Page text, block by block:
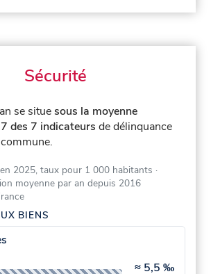
Sécurité
se situesous la moyenne
des 7 indicateurs de délinquance
2025, taux pour 1 000 habitants ·
moyenne par an depuis 2016
BIENS
≈ 5,5 ‰